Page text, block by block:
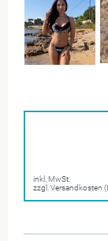
inkl. MwSt.
zzgl. Versandkosten